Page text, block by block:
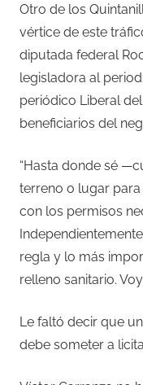
Otro de los
vértice de este
diputada federal
legisladora al
periódico Liberal
beneficiarios del
“Hasta donde sé
terreno o lugar
con los permisos
regla y lo más
relleno sanitario.
Le faltó decir que
debe someter a